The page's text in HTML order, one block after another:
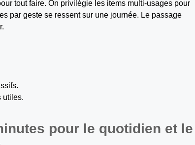
tout faire. On privilégie les items multi-usages pour
par geste se ressent sur une journée. Le passage
utiles.
pour le quotidien et le